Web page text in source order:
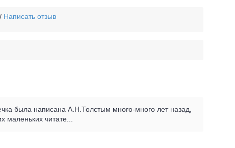
/ Написать отзыв
была написана А.Н.Толстым много-много лет назад,
читате...